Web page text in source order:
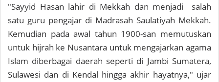
"Sayyid Hasan lahir di Mekkah dan menjadi salah
satu guru pengajar di Madrasah Saulatiyah Mekkah.
Kemudian pada awal tahun 1900-san memutuskan
untuk hijrah ke Nusantara untuk mengajarkan agama
Islam diberbagai daerah seperti di Jambi Sumatera,
Sulawesi dan di Kendal hingga akhir hayatnya," ujar